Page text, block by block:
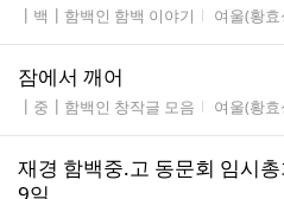
게시판명
┃백┃함백인 함백 이야기 작성자
여울(황
잠에서 깨어
게시판명
┃중┃함백인 창작글 모음 작성자
여울(황
재경 함백중.고 동문회 임시